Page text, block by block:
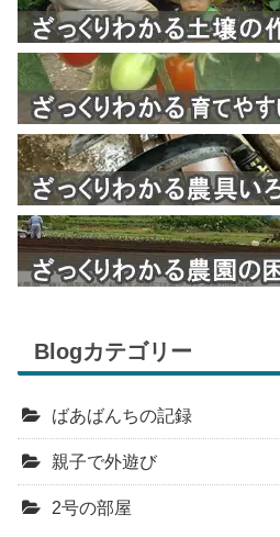
Blogカテゴリー
ばあばんちの記録
親子で外遊び
2号の部屋